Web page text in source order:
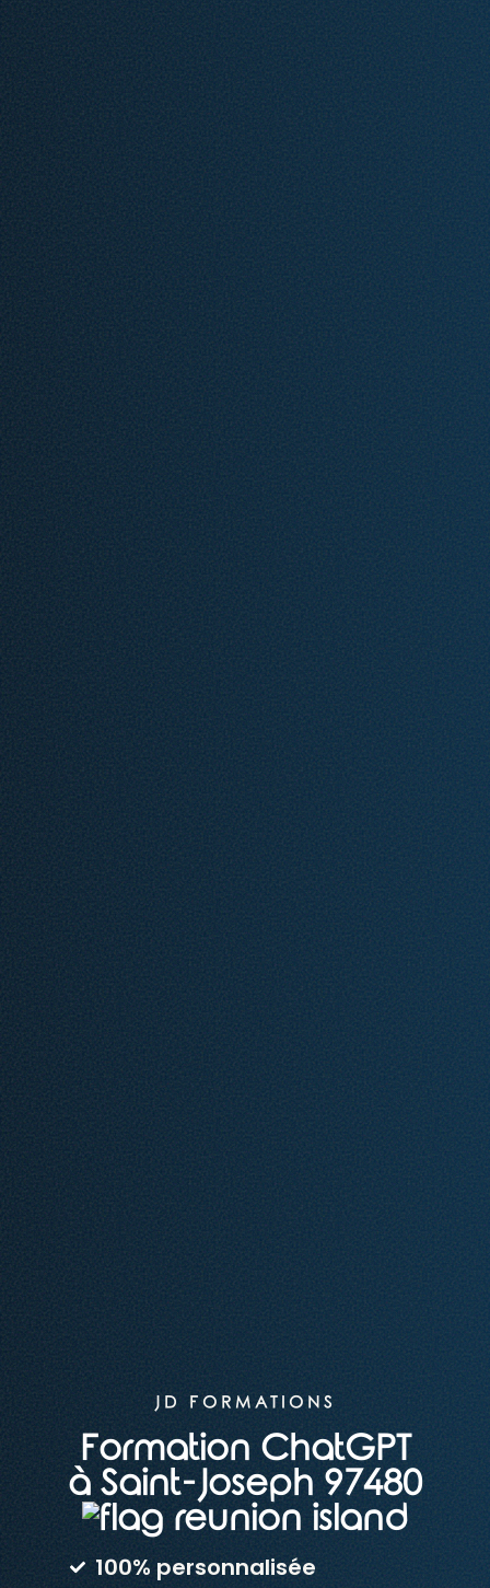
JD FORMATIONS
Formation ChatGPT
à Saint-Joseph 97480
100% personnalisée